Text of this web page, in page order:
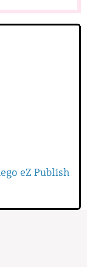
eZ Publish